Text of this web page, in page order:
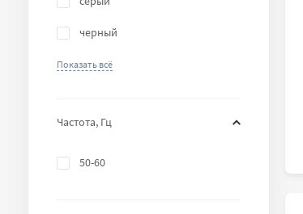
черный
нержавеющая сталь
Показать всё
Частота, Гц
50-60